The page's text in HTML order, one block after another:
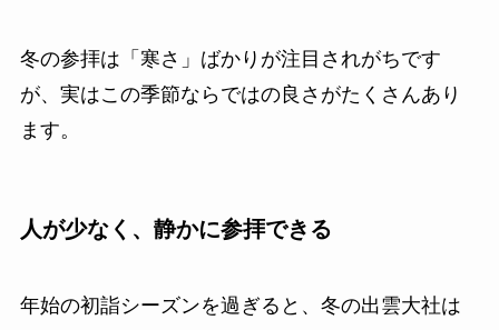
冬の参拝は「寒さ」ばかりが注目されがちです
が、実はこの季節ならではの良さがたくさんあり
ます。
人が少なく、静かに参拝できる
年始の初詣シーズンを過ぎると、冬の出雲大社は